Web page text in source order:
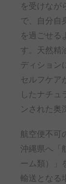
を受けなが
で、自分自
を過ごせる
す。天然精
ディション
セルフケア
したナチ
ンされた奥
航空便不可
沖縄県へ「
ーム類）」
輸送となる